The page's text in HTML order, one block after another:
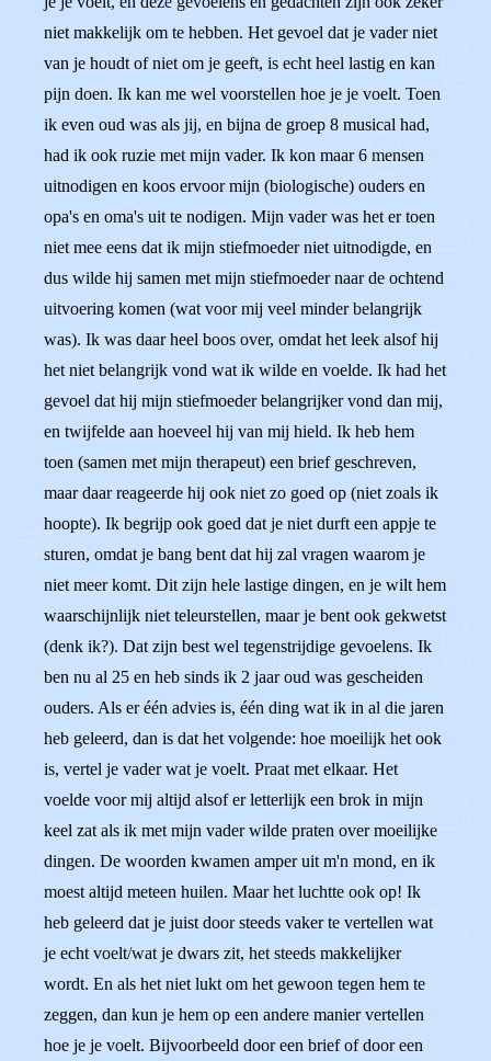
niet makkelijk om te hebben. Het gevoel dat je vader niet
van je houdt of niet om je geeft, is echt heel lastig en kan
pijn doen. Ik kan me wel voorstellen hoe je je voelt. Toen
ik even oud was als jij, en bijna de groep 8 musical had,
had ik ook ruzie met mijn vader. Ik kon maar 6 mensen
uitnodigen en koos ervoor mijn (biologische) ouders en
opa's en oma's uit te nodigen. Mijn vader was het er toen
niet mee eens dat ik mijn stiefmoeder niet uitnodigde, en
dus wilde hij samen met mijn stiefmoeder naar de ochtend
uitvoering komen (wat voor mij veel minder belangrijk
was). Ik was daar heel boos over, omdat het leek alsof hij
het niet belangrijk vond wat ik wilde en voelde. Ik had het
gevoel dat hij mijn stiefmoeder belangrijker vond dan mij,
en twijfelde aan hoeveel hij van mij hield. Ik heb hem
toen (samen met mijn therapeut) een brief geschreven,
maar daar reageerde hij ook niet zo goed op (niet zoals ik
hoopte). Ik begrijp ook goed dat je niet durft een appje te
sturen, omdat je bang bent dat hij zal vragen waarom je
niet meer komt. Dit zijn hele lastige dingen, en je wilt hem
waarschijnlijk niet teleurstellen, maar je bent ook gekwetst
(denk ik?). Dat zijn best wel tegenstrijdige gevoelens. Ik
ben nu al 25 en heb sinds ik 2 jaar oud was gescheiden
ouders. Als er één advies is, één ding wat ik in al die jaren
heb geleerd, dan is dat het volgende: hoe moeilijk het ook
is, vertel je vader wat je voelt. Praat met elkaar. Het
voelde voor mij altijd alsof er letterlijk een brok in mijn
keel zat als ik met mijn vader wilde praten over moeilijke
dingen. De woorden kwamen amper uit m'n mond, en ik
moest altijd meteen huilen. Maar het luchtte ook op! Ik
heb geleerd dat je juist door steeds vaker te vertellen wat
je echt voelt/wat je dwars zit, het steeds makkelijker
wordt. En als het niet lukt om het gewoon tegen hem te
zeggen, dan kun je hem op een andere manier vertellen
hoe je je voelt. Bijvoorbeeld door een brief of door een